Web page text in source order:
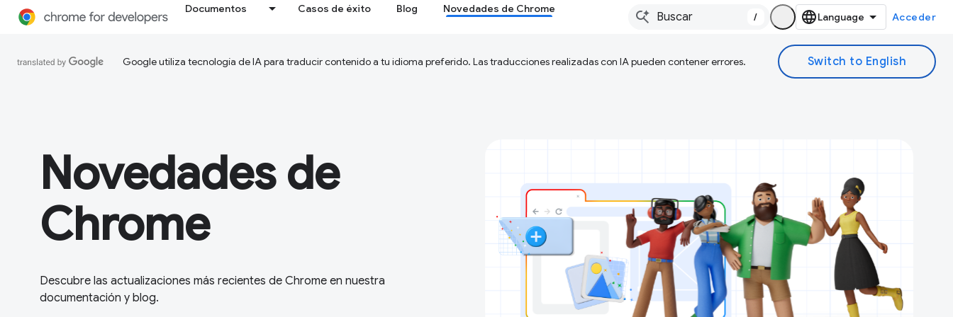
Documentos Casos de éxito Blog Novedades de Chrome
/ Acceder
Google utiliza tecnología de IA para traducir contenido a tu idioma preferido. Las traducciones realizadas con IA pueden contener errores.
Novedades de
Chrome
Descubre las actualizaciones más recientes de Chrome en nuestra
documentación y blog.